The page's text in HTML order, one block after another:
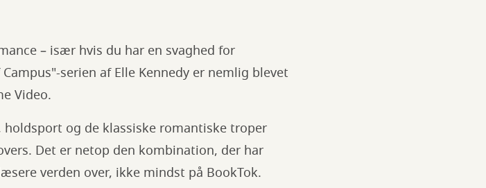
– især hvis du har en svaghed for
serien af Elle Kennedy er nemlig blevet
Video.
og de klassiske romantiske troper
Det er netop den kombination, der har
verden over, ikke mindst på BookTok.